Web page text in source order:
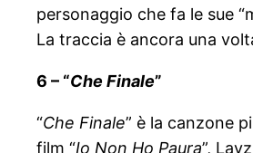
personaggio che fa le sue
La traccia è ancora una
6 – “Che Finale”
“Che Finale” è la canzone
film “Io Non Ho Paura”,